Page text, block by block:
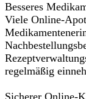
Besseres
Viele Online-
regelmäßig
Sicherer Online-